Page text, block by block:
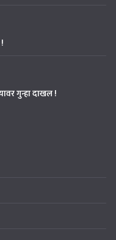
गुन्हा दाखल !